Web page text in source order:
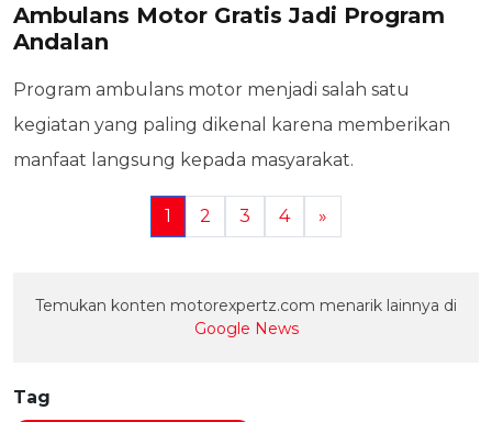
Ambulans Motor Gratis Jadi Program
Andalan
Program ambulans motor menjadi salah satu
kegiatan yang paling dikenal karena memberikan
manfaat langsung kepada masyarakat.
1 2 3 4 »
Temukan konten motorexpertz.com menarik lainnya di
Google News
Tag